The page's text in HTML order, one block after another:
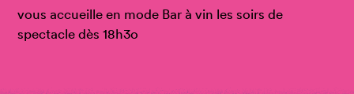
vous accueille en mode Bar à vin les soirs de
spectacle dès 18h3o